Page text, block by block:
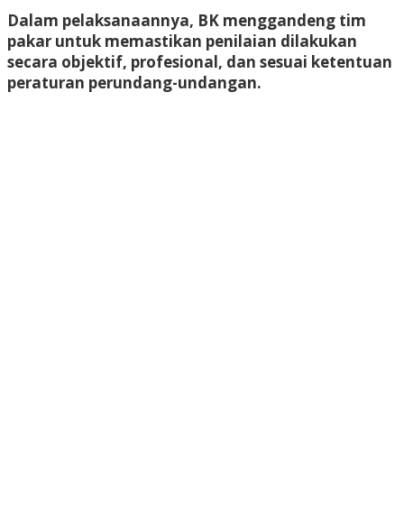
Dalam pelaksanaannya, BK menggandeng tim
pakar untuk memastikan penilaian dilakukan
secara objektif, profesional, dan sesuai ketentuan
peraturan perundang-undangan.